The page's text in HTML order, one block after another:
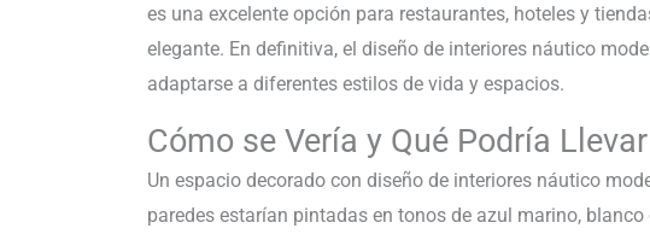
es una excelente opción para restaurantes, hoteles y
elegante. En definitiva, el diseño de interiores náutico
adaptarse a diferentes estilos de vida y espacios.
Cómo se Vería y Qué Podría Llevar
Un espacio decorado con diseño de interiores náutico
paredes estarían pintadas en tonos de azul marino,